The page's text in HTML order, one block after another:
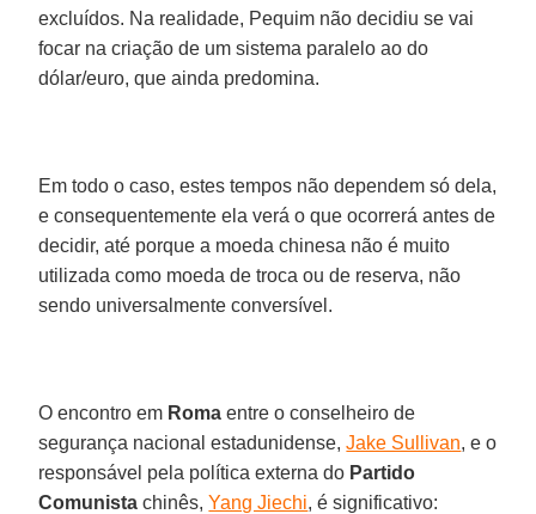
excluídos. Na realidade, Pequim não decidiu se vai
focar na criação de um sistema paralelo ao do
dólar/euro, que ainda predomina.
Em todo o caso, estes tempos não dependem só dela,
e consequentemente ela verá o que ocorrerá antes de
decidir, até porque a moeda chinesa não é muito
utilizada como moeda de troca ou de reserva, não
sendo universalmente conversível.
O encontro em Roma entre o conselheiro de
segurança nacional estadunidense,Jake Sullivan, e o
responsável pela política externa do Partido
Comunista chinês,Yang Jiechi, é significativo: